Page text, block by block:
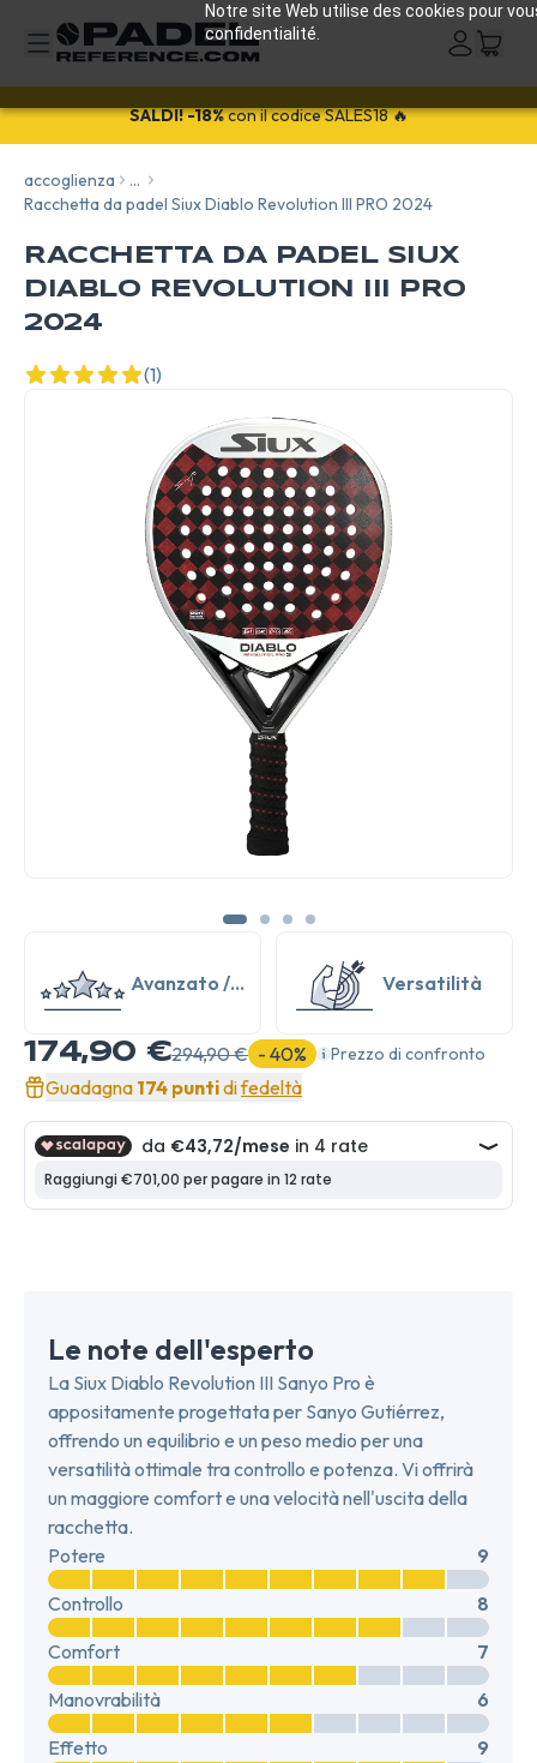
Notre site Web utilise des cookies pour
confidentialité.
SALDI!-18%con il codice SALES18 🔥
accoglienza
...
Racchetta da padel Siux Diablo Revolution III PRO 2024
RACCHETTA DA PADEL SIUX
DIABLO REVOLUTION III PRO
2024
(1)
Avanzato /
Versatilità
174,90 €294,90 € - 40% Prezzo di confronto
Guadagna 174 puntidifedeltà
Le note dell'esperto
La Siux Diablo Revolution III Sanyo Pro è
appositamente progettata per Sanyo Gutiérrez,
offrendo un equilibrio e un peso medio per una
versatilità ottimale tra controllo e potenza. Vi offrirà
un maggiore comfort e una velocità nell'uscita della
racchetta.
Potere
9
Controllo
8
Comfort
7
Manovrabilità
6
Effetto
9